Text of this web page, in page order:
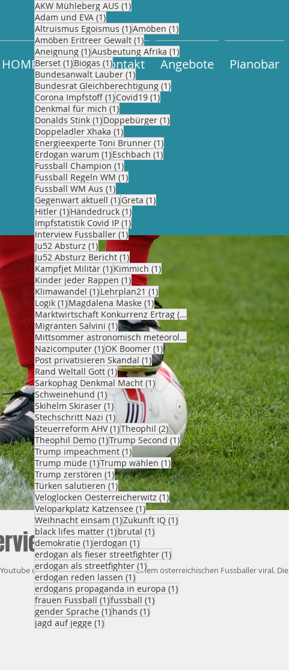
HOME BLOG Kontakt Angebote Pianobar
das Video des Interviews mit einem österreichischen Fussballer viral. Die
AKW Mühleberg AUS (1)1 Beitrag
Adam und EVA (1)1 Beitrag
Altruismus Egoismus (1)1 Beitrag
Amöben (1)1 Beitrag
Amöben Eritreer Gewalt (1)1 Beitrag
Aneignung (1)1 Beitrag
Ausbeutung Afrika (1)1 Beitrag
Berset (1)1 Beitrag
Biogas (1)1 Beitrag
Bundesanwalt Lauber (1)1 Beitrag
Bundesrat Gleichberechtigung (1)1 Beitrag
Corona Impfstoff (1)1 Beitrag
Covid19 (1)1 Beitrag
Denkmal für mich (1)1 Beitrag
Donalds Stink (1)1 Beitrag
Doppebürger (1)1 Beitrag
Doppeladler Xhaka (1)1 Beitrag
Energieexperte Toni Brunner (1)1 Beitrag
Erdogan warum (1)1 Beitrag
Eschbach (1)1 Beitrag
Fussball Champion (1)1 Beitrag
Fussball Regeln WM (1)1 Beitrag
Fussball WM Aus (1)1 Beitrag
Gegenwart aktuell (1)1 Beitrag
Greta (1)1 Beitrag
Hitler (1)1 Beitrag
Händedruck (1)1 Beitrag
Impfstatistik Covid IP (1)1 Beitrag
Interview Fussballer (1)1 Beitrag
Ju52 Absturz (1)1 Beitrag
Ju52 Absturz Bericht (1)1 Beitrag
Kampfjet Militär (1)1 Beitrag
Kimmich (1)1 Beitrag
Kinder jeder Rappen (1)1 Beitrag
Klimawandel (1)1 Beitrag
Lehrplan21 (1)1 Beitrag
Logik (1)1 Beitrag
Magdalena Maske (1)1 Beitrag
Marktwirtschaft Konkurrenz Ertrag (1)
1 Beitrag
Migranten Salvini (1)1 Beitrag
Mittsommer astronomisch meteorologisch
(1) 1 Beitrag
Nazicomputer (1)1 Beitrag
OK Boomer (1)1 Beitrag
Post privatisieren Skandal (1)1 Beitrag
Rand Weltall Gott (1)1 Beitrag
Sarkophag Denkmal Macht (1)1 Beitrag
Schweinehund (1)1 Beitrag
Skihelm Skiraser (1)1 Beitrag
Stechschritt Nazi (1)1 Beitrag
Steuerreform AHV (1)1 Beitrag
Theophil (2)2 Beiträge
Theophil Demo (1)1 Beitrag
Trump Second (1)1 Beitrag
Trump impeachment (1)1 Beitrag
Trump müde (1)1 Beitrag
Trump wählen (1)1 Beitrag
Trump zerstören (1)1 Beitrag
Türken salutieren (1)1 Beitrag
Veloglocken Oesterreicherwitz (1)1 Beitrag
Veloparkplatz Katzensee (1)1 Beitrag
Weihnacht einsam (1)1 Beitrag
Zukunft IQ (1)1 Beitrag
black lifes matter (1)1 Beitrag
brutal (1)1 Beitrag
demokratie (1)1 Beitrag
erdogan (1)1 Beitrag
erdogan als fieser streetfighter (1)1 Beitrag
erdogan als streetfighter (1)1 Beitrag
erdogan reden lassen (1)1 Beitrag
erdogans propaganda in europa (1)1 Beitrag
frauen Fussball (1)1 Beitrag
fussball (1)1 Beitrag
gender Sprache (1)1 Beitrag
hands (1)1 Beitrag
jagd auf jegge (1)1 Beitrag